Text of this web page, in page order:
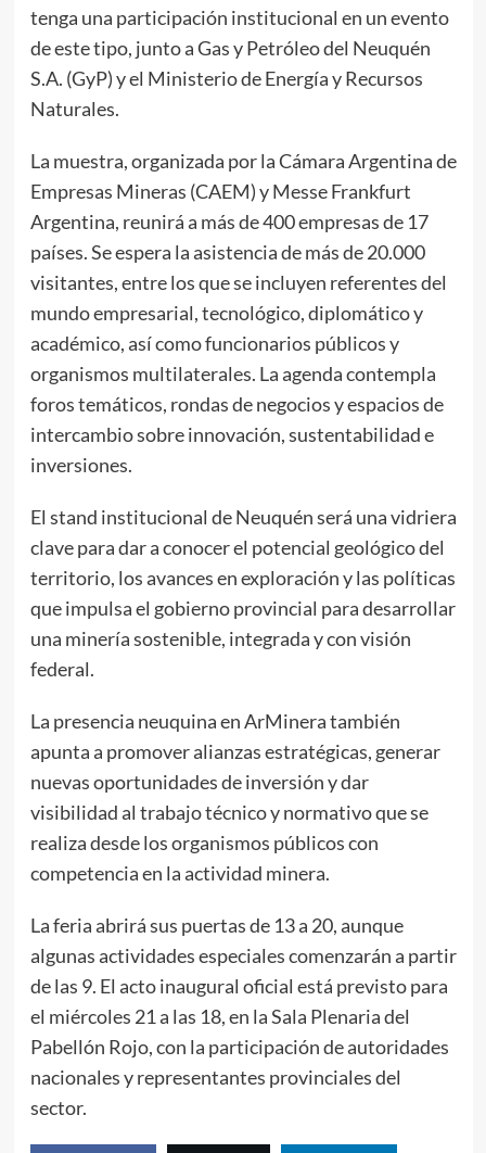
tenga una participación institucional en un evento
de este tipo, junto a Gas y Petróleo del Neuquén
S.A. (GyP) y el Ministerio de Energía y Recursos
Naturales.
La muestra, organizada por la Cámara Argentina de
Empresas Mineras (CAEM) y Messe Frankfurt
Argentina, reunirá a más de 400 empresas de 17
países. Se espera la asistencia de más de 20.000
visitantes, entre los que se incluyen referentes del
mundo empresarial, tecnológico, diplomático y
académico, así como funcionarios públicos y
organismos multilaterales. La agenda contempla
foros temáticos, rondas de negocios y espacios de
intercambio sobre innovación, sustentabilidad e
inversiones.
El stand institucional de Neuquén será una vidriera
clave para dar a conocer el potencial geológico del
territorio, los avances en exploración y las políticas
que impulsa el gobierno provincial para desarrollar
una minería sostenible, integrada y con visión
federal.
La presencia neuquina en ArMinera también
apunta a promover alianzas estratégicas, generar
nuevas oportunidades de inversión y dar
visibilidad al trabajo técnico y normativo que se
realiza desde los organismos públicos con
competencia en la actividad minera.
La feria abrirá sus puertas de 13 a 20, aunque
algunas actividades especiales comenzarán a partir
de las 9. El acto inaugural oficial está previsto para
el miércoles 21 a las 18, en la Sala Plenaria del
Pabellón Rojo, con la participación de autoridades
nacionales y representantes provinciales del
sector.